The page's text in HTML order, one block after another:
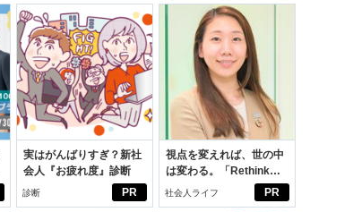
PR
実はがんばりすぎ？新社
会人『お疲れ度』診断
診断 PR
視点を変えれば、世の中
は変わる。「Rethink
PROJECT」がつたえた
社会人ライフ